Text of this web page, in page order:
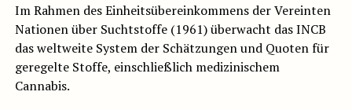
Im Rahmen des Einheitsübereinkommens der Vereinten
Nationen über Suchtstoffe (1961) überwacht das INCB
das weltweite System der Schätzungen und Quoten für
geregelte Stoffe, einschließlich medizinischem
Cannabis.